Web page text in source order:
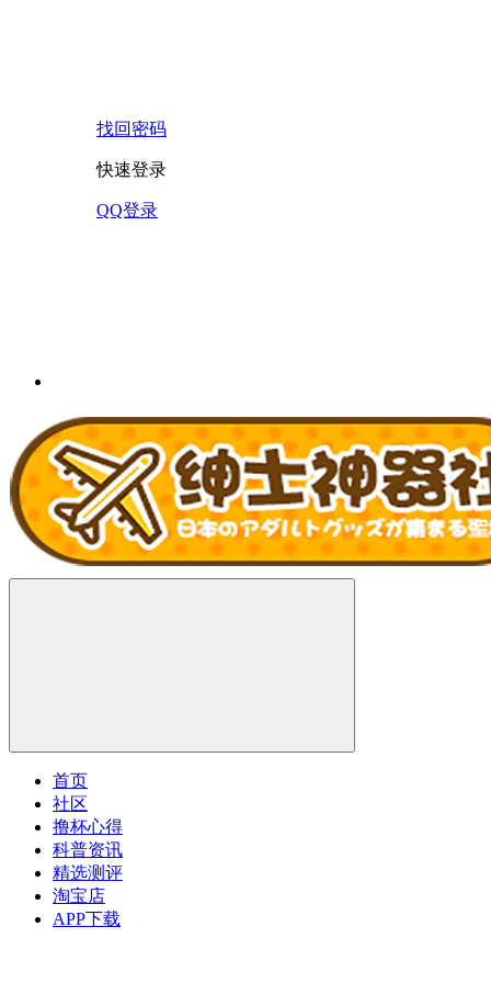
找回密码
快速登录
QQ登录
首页
社区
撸杯心得
科普资讯
精选测评
淘宝店
APP下载